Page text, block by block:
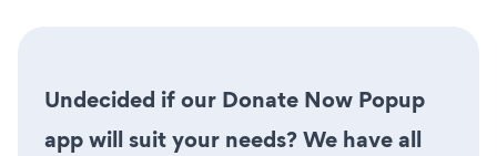
Undecided if our Donate Now Popup
app will suit your needs? We have all